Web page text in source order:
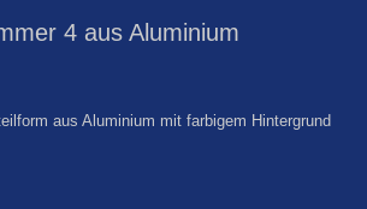
4 aus Aluminium
aus Aluminium mit farbigem Hintergrund